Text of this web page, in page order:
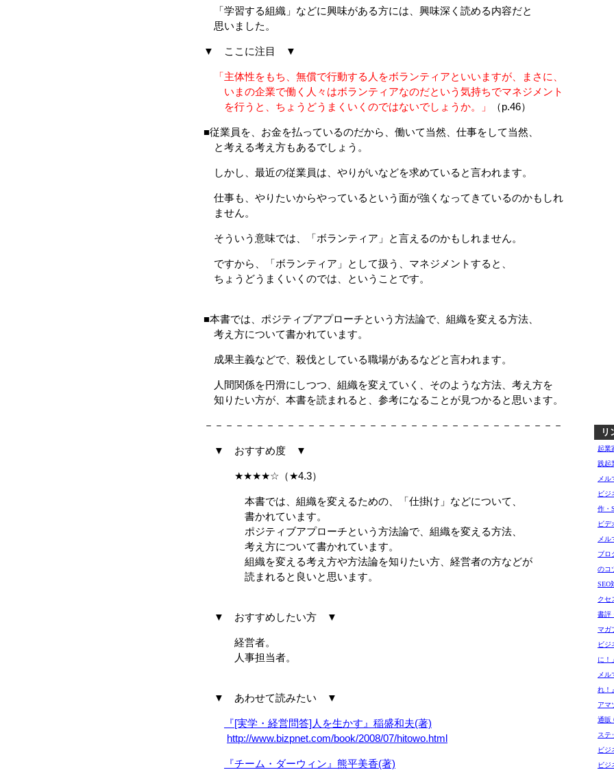
「学習する組織」などに興味がある方には、興味深く読める内容だと
思いました。
▼ ここに注目 ▼
「主体性をもち、無償で行動する人をボランティアといいますが、まさに、
いまの企業で働く人々はボランティアなのだという気持ちでマネジメント
を行うと、ちょうどうまくいくのではないでしょうか。」
（p.46）
■従業員を、お金を払っているのだから、働いて当然、仕事をして当然、
と考える考え方もあるでしょう。
しかし、最近の従業員は、やりがいなどを求めていると言われます。
仕事も、やりたいからやっているという面が強くなってきているのかもしれ
ません。
そういう意味では、「ボランティア」と言えるのかもしれません。
ですから、「ボランティア」として扱う、マネジメントすると、
ちょうどうまくいくのでは、ということです。
■本書では、ポジティブアプローチという方法論で、組織を変える方法、
考え方について書かれています。
成果主義などで、殺伐としている職場があるなどと言われます。
人間関係を円滑にしつつ、組織を変えていく、そのような方法、考え方を
知りたい方が、本書を読まれると、参考になることが見つかると思います。
－－－－－－－－－－－－－－－－－－－－－－－－－－－－－－－－－－－
▼ おすすめ度 ▼
★★★★☆（★4.3）
本書では、組織を変えるための、「仕掛け」などについて、
書かれています。
ポジティブアプローチという方法論で、組織を変える方法、
考え方について書かれています。
組織を変える考え方や方法論を知りたい方、経営者の方などが
読まれると良いと思います。
▼ おすすめしたい方 ▼
経営者。
人事担当者。
▼ あわせて読みたい ▼
『[実学・経営問答]人を生かす』稲盛和夫(著)
http://www.bizpnet.com/book/2008/07/hitowo.html
『チーム・ダーウィン』熊平美香(著)
リ
起業
践起
メ
ビジ
作・
ビデ
メル
ブロ
のコ
SEO
クセ
書評
マガ
ビジ
に！」
メ
れ！
アマ
通販
ステ
ビジ
ビジ